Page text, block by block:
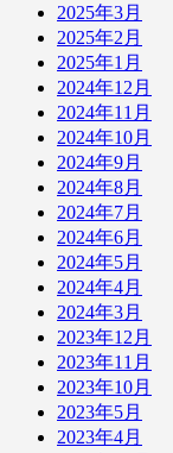
2025年3月
2025年2月
2025年1月
2024年12月
2024年11月
2024年10月
2024年9月
2024年8月
2024年7月
2024年6月
2024年5月
2024年4月
2024年3月
2023年12月
2023年11月
2023年10月
2023年5月
2023年4月